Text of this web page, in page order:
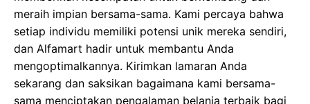
meraih impian bersama-sama. Kami percaya bahwa
setiap individu memiliki potensi unik mereka sendiri,
dan Alfamart hadir untuk membantu Anda
mengoptimalkannya. Kirimkan lamaran Anda
sekarang dan saksikan bagaimana kami bersama-
sama menciptakan pengalaman belanja terbaik bagi